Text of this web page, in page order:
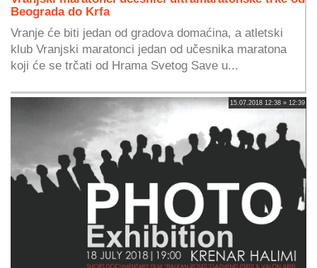
Beograda do Krfa
Vranje će biti jedan od gradova domaćina, a atletski
klub Vranjski maratonci jedan od učesnika maratona
koji će se trčati od Hrama Svetog Save u...
15.07.2018 12:38 » 12:39